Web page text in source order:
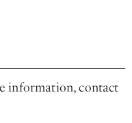
information, contact